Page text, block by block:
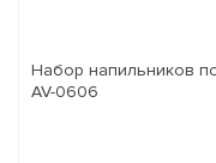
Набор напильников
AV-0606